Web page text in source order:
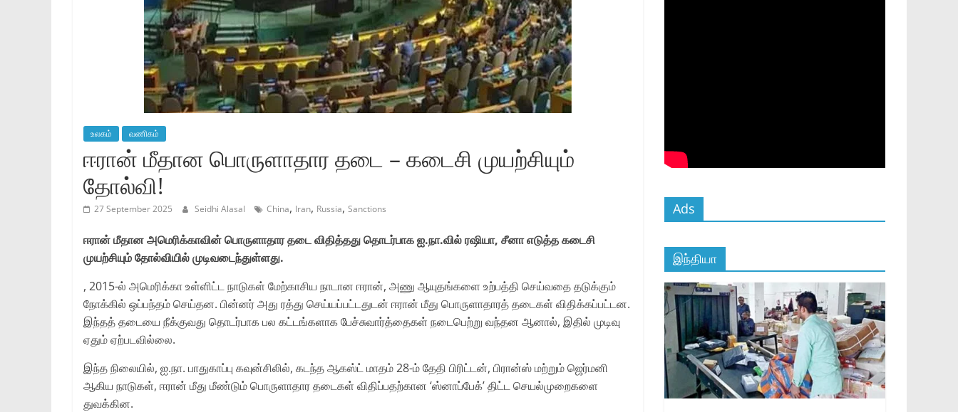
உலகம் வணிகம்
ஈரான் மீதான பொருளாதார தடை – கடைசி முயற்சியும்
தோல்வி!
27 September 2025 Seidhi Alasal China, Iran, Russia, Sanctions
ஈரான் மீதான அமெரிக்காவின் பொருளாதார தடை விதித்தது தொடர்பாக ஐ.நா.வில் ரஷியா, சீனா எடுத்த கடைசி
முயற்சியும் தோல்வியில் முடிவடைந்துள்ளது.
, 2015-ல் அமெரிக்கா உள்ளிட்ட நாடுகள் மேற்காசிய நாடான ஈரான், அணு ஆயுதங்களை உற்பத்தி செய்வதை தடுக்கும்
நோக்கில் ஒப்பந்தம் செய்தன. பின்னர் அது ரத்து செய்யப்பட்டதுடன் ஈரான் மீது பொருளாதாரத் தடைகள் விதிக்கப்பட்டன.
இந்தத் தடையை நீக்குவது தொடர்பாக பல கட்டங்களாக பேச்சுவார்த்தைகள் நடைபெற்று வந்தன ஆனால், இதில் முடிவு
ஏதும் ஏற்படவில்லை.
இந்த நிலையில், ஐ.நா. பாதுகாப்பு கவுன்சிலில், கடந்த ஆகஸ்ட் மாதம் 28-ம் தேதி பிரிட்டன், பிரான்ஸ் மற்றும் ஜெர்மனி
ஆகிய நாடுகள், ஈரான் மீது மீண்டும் பொருளாதார தடைகள் விதிப்பதற்கான ‘ஸ்னாப்பேக்’ திட்ட செயல்முறைகளை
துவக்கின.
Ads
இந்தியா